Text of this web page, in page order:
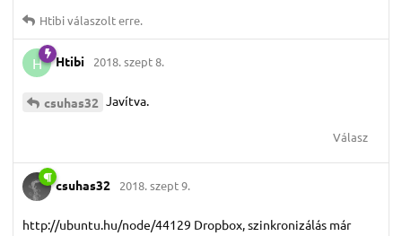
Htibiválaszolt erre.
H Htibi 2018. szept 8.
csuhas32 Javítva.
Válasz
csuhas32 2018. szept 9.
http://ubuntu.hu/node/44129 Dropbox, szinkronizálás már